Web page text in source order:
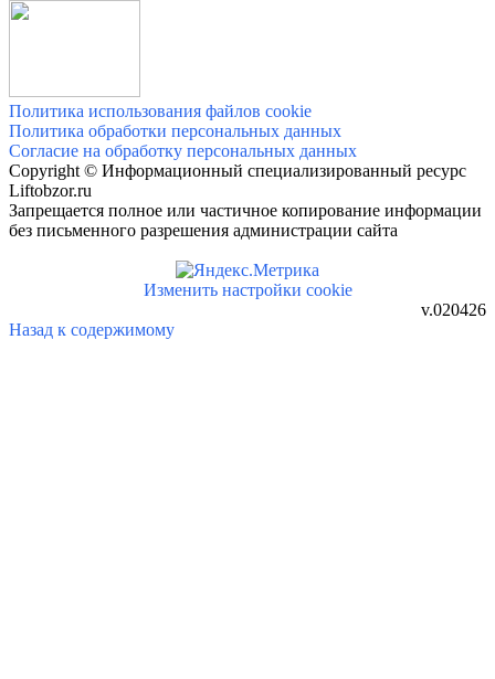
Политика использования файлов cookie
Политика обработки персональных данных
Согласие на обработку персональных данных
Copyright © Информационный специализированный ресурс
Liftobzor.ru
Запрещается полное или частичное копирование информации
без письменного разрешения администрации сайта
Изменить настройки cookie
v.020426
Назад к содержимому